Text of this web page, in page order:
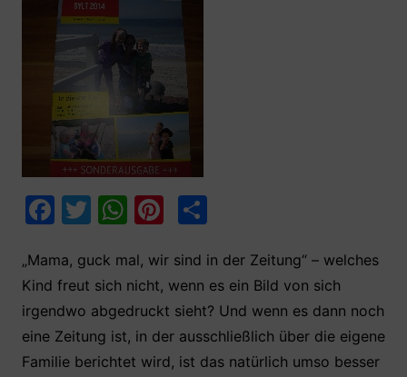
F
c
e
b
o
T
itt
er
W
at
s
A
p
Pi
er
e
st
T
le
n
„Mama, guck mal, wir sind in der Zeitung“ – welches
Kind freut sich nicht, wenn es ein Bild von sich
irgendwo abgedruckt sieht? Und wenn es dann noch
eine Zeitung ist, in der ausschließlich über die eigene
Familie berichtet wird, ist das natürlich umso besser